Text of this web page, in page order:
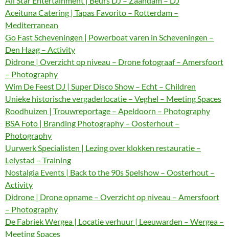
Aceituna Catering | Tapas Favorito – Rotterdam –
Mediterranean
Go Fast Scheveningen | Powerboat varen in Scheveningen –
Den Haag – Activity
Didrone | Overzicht op niveau – Drone fotograaf – Amersfoort
– Photography
Wim De Feest DJ | Super Disco Show – Echt – Children
Unieke historische vergaderlocatie – Veghel – Meeting Spaces
Roodhuizen | Trouwreportage – Apeldoorn – Photography
BSA Foto | Branding Photography – Oosterhout –
Photography
Uurwerk Specialisten | Lezing over klokken restauratie –
Lelystad – Training
Nostalgia Events | Back to the 90s Spelshow – Oosterhout –
Activity
Didrone | Drone opname – Overzicht op niveau – Amersfoort
– Photography
De Fabriek Wergea | Locatie verhuur | Leeuwarden – Wergea –
Meeting Spaces